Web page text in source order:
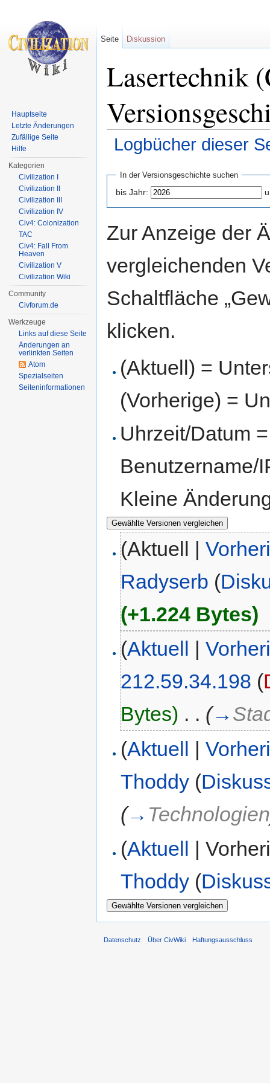
Lasertechnik
Logbücher dieser
In der Versionsgeschichte suchen
bis Jahr:
Zur Anzeige der
vergleichenden
Schaltfläche
klicken.
(Aktuell) =
(Vorherige) =
Uhrzeit/Datum
Benutzername/
Kleine
(Aktuell |
Radyserb (
(+1.224 Bytes)
(Aktuell |
212.59.34.198 (
Bytes) . . (→
(Aktuell |
Thoddy (
(→ Technologien
(Aktuell |
Thoddy (
Seite Diskussion
Hauptseite
Letzte Änderungen
Zufällige Seite
Hilfe
Kategorien
Civilization I
Civilization II
Civilization III
Civilization IV
Civ4: Colonization
TAC
Civ4: Fall From
Heaven
Civilization V
Civilization Wiki
Community
Civforum.de
Werkzeuge
Links auf diese Seite
Änderungen an
verlinkten Seiten
Atom
Spezialseiten
Seiten­informationen
Datenschutz Über CivWiki Haftungsausschluss